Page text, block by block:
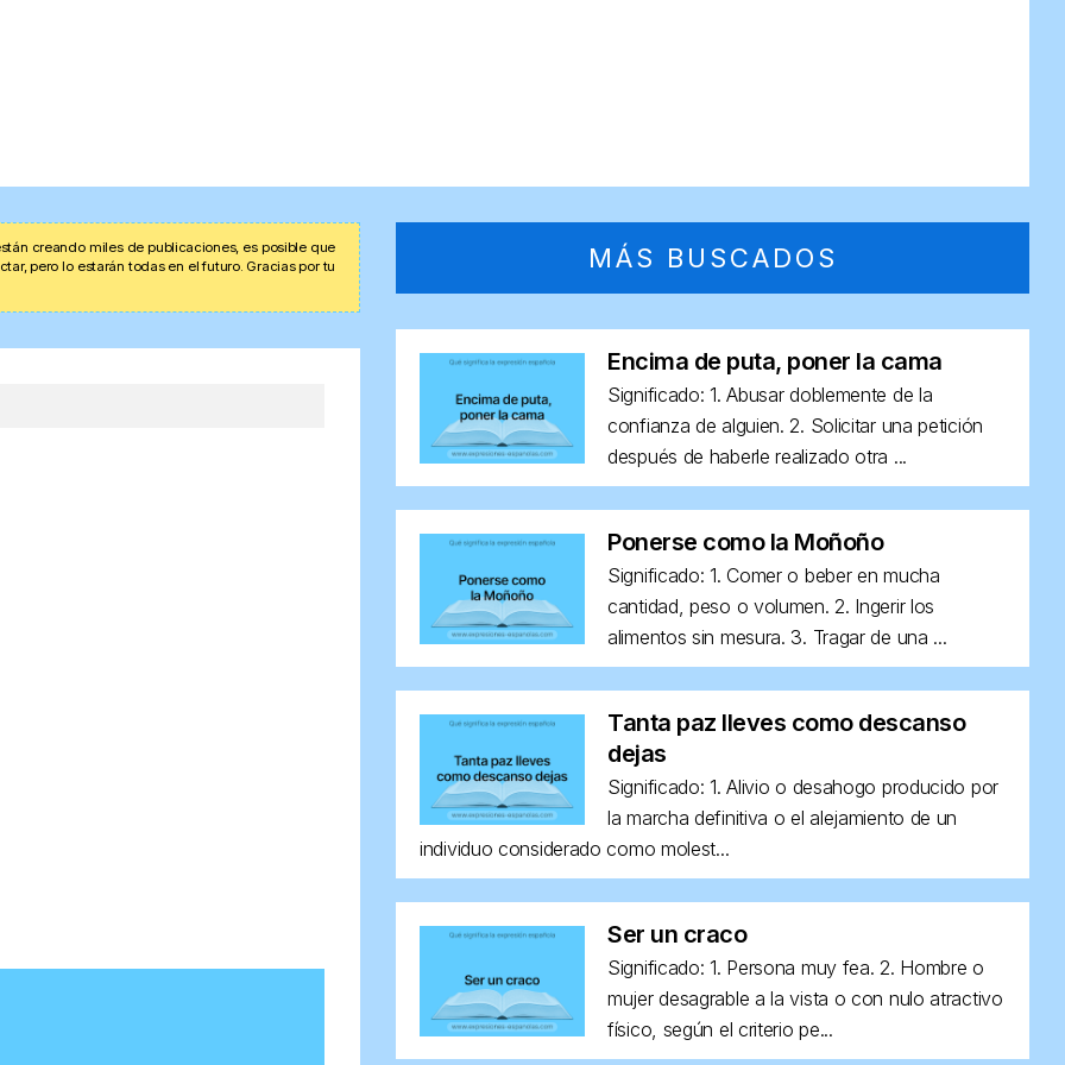
creando miles de publicaciones, es posible que
pero lo estarán todas en el futuro. Gracias por tu
MÁS BUSCADOS
Encima de puta, poner la cama
Significado: 1. Abusar doblemente de la
confianza de alguien. 2. Solicitar una petición
después de haberle realizado otra ...
Ponerse como la Moñoño
Significado: 1. Comer o beber en mucha
cantidad, peso o volumen. 2. Ingerir los
alimentos sin mesura. 3. Tragar de una ...
Tanta paz lleves como descanso
dejas
Significado: 1. Alivio o desahogo producido por
la marcha definitiva o el alejamiento de un
individuo considerado como molest...
Ser un craco
Significado: 1. Persona muy fea. 2. Hombre o
mujer desagrable a la vista o con nulo atractivo
físico, según el criterio pe...